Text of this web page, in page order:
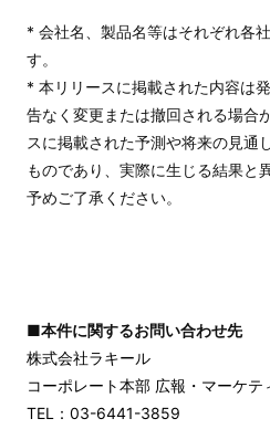
* 会社名、製品名等はそれぞれ各
す。
* 本リリースに掲載された内容は
告なく変更または撤回される場合
スに掲載された予測や将来の見通
ものであり、実際に生じる結果と
予めご了承ください。
■本件に関するお問い合わせ先
株式会社ラキール
コーポレート本部 広報・マーケテ
TEL：03-6441-3859